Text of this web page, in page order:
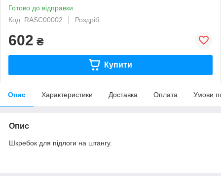
Готово до відправки
Код: RASC00002
Роздріб
602 ₴
Купити
Опис Характеристики Доставка Оплата Умови
Опис
Шкребок для підлоги на штангу.